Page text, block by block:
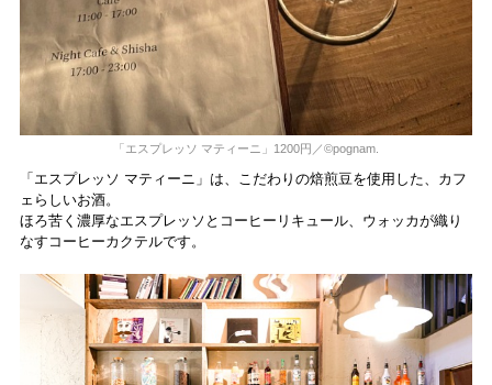
「エスプレッソ マティーニ」1200円／©pognam.
「エスプレッソ マティーニ」は、こだわりの焙煎豆を使用した、カフ
ェらしいお酒。
ほろ苦く濃厚なエスプレッソとコーヒーリキュール、ウォッカが織り
なすコーヒーカクテルです。